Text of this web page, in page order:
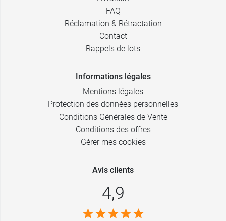
FAQ
Réclamation & Rétractation
Contact
Rappels de lots
Informations légales
Mentions légales
Protection des données personnelles
Conditions Générales de Vente
Conditions des offres
Gérer mes cookies
Avis clients
4,9